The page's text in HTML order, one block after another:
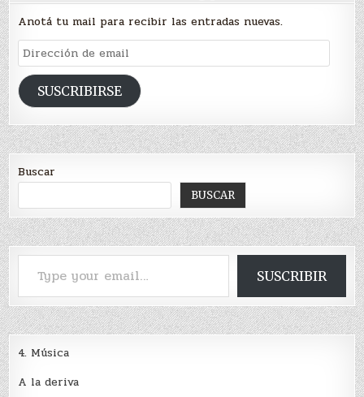
Anotá tu mail para recibir las entradas nuevas.
Dirección
de
emailSUSCRIBIRSE
Buscar
BUSCAR
Type your email…
SUSCRIBIR
4. Música
A la deriva